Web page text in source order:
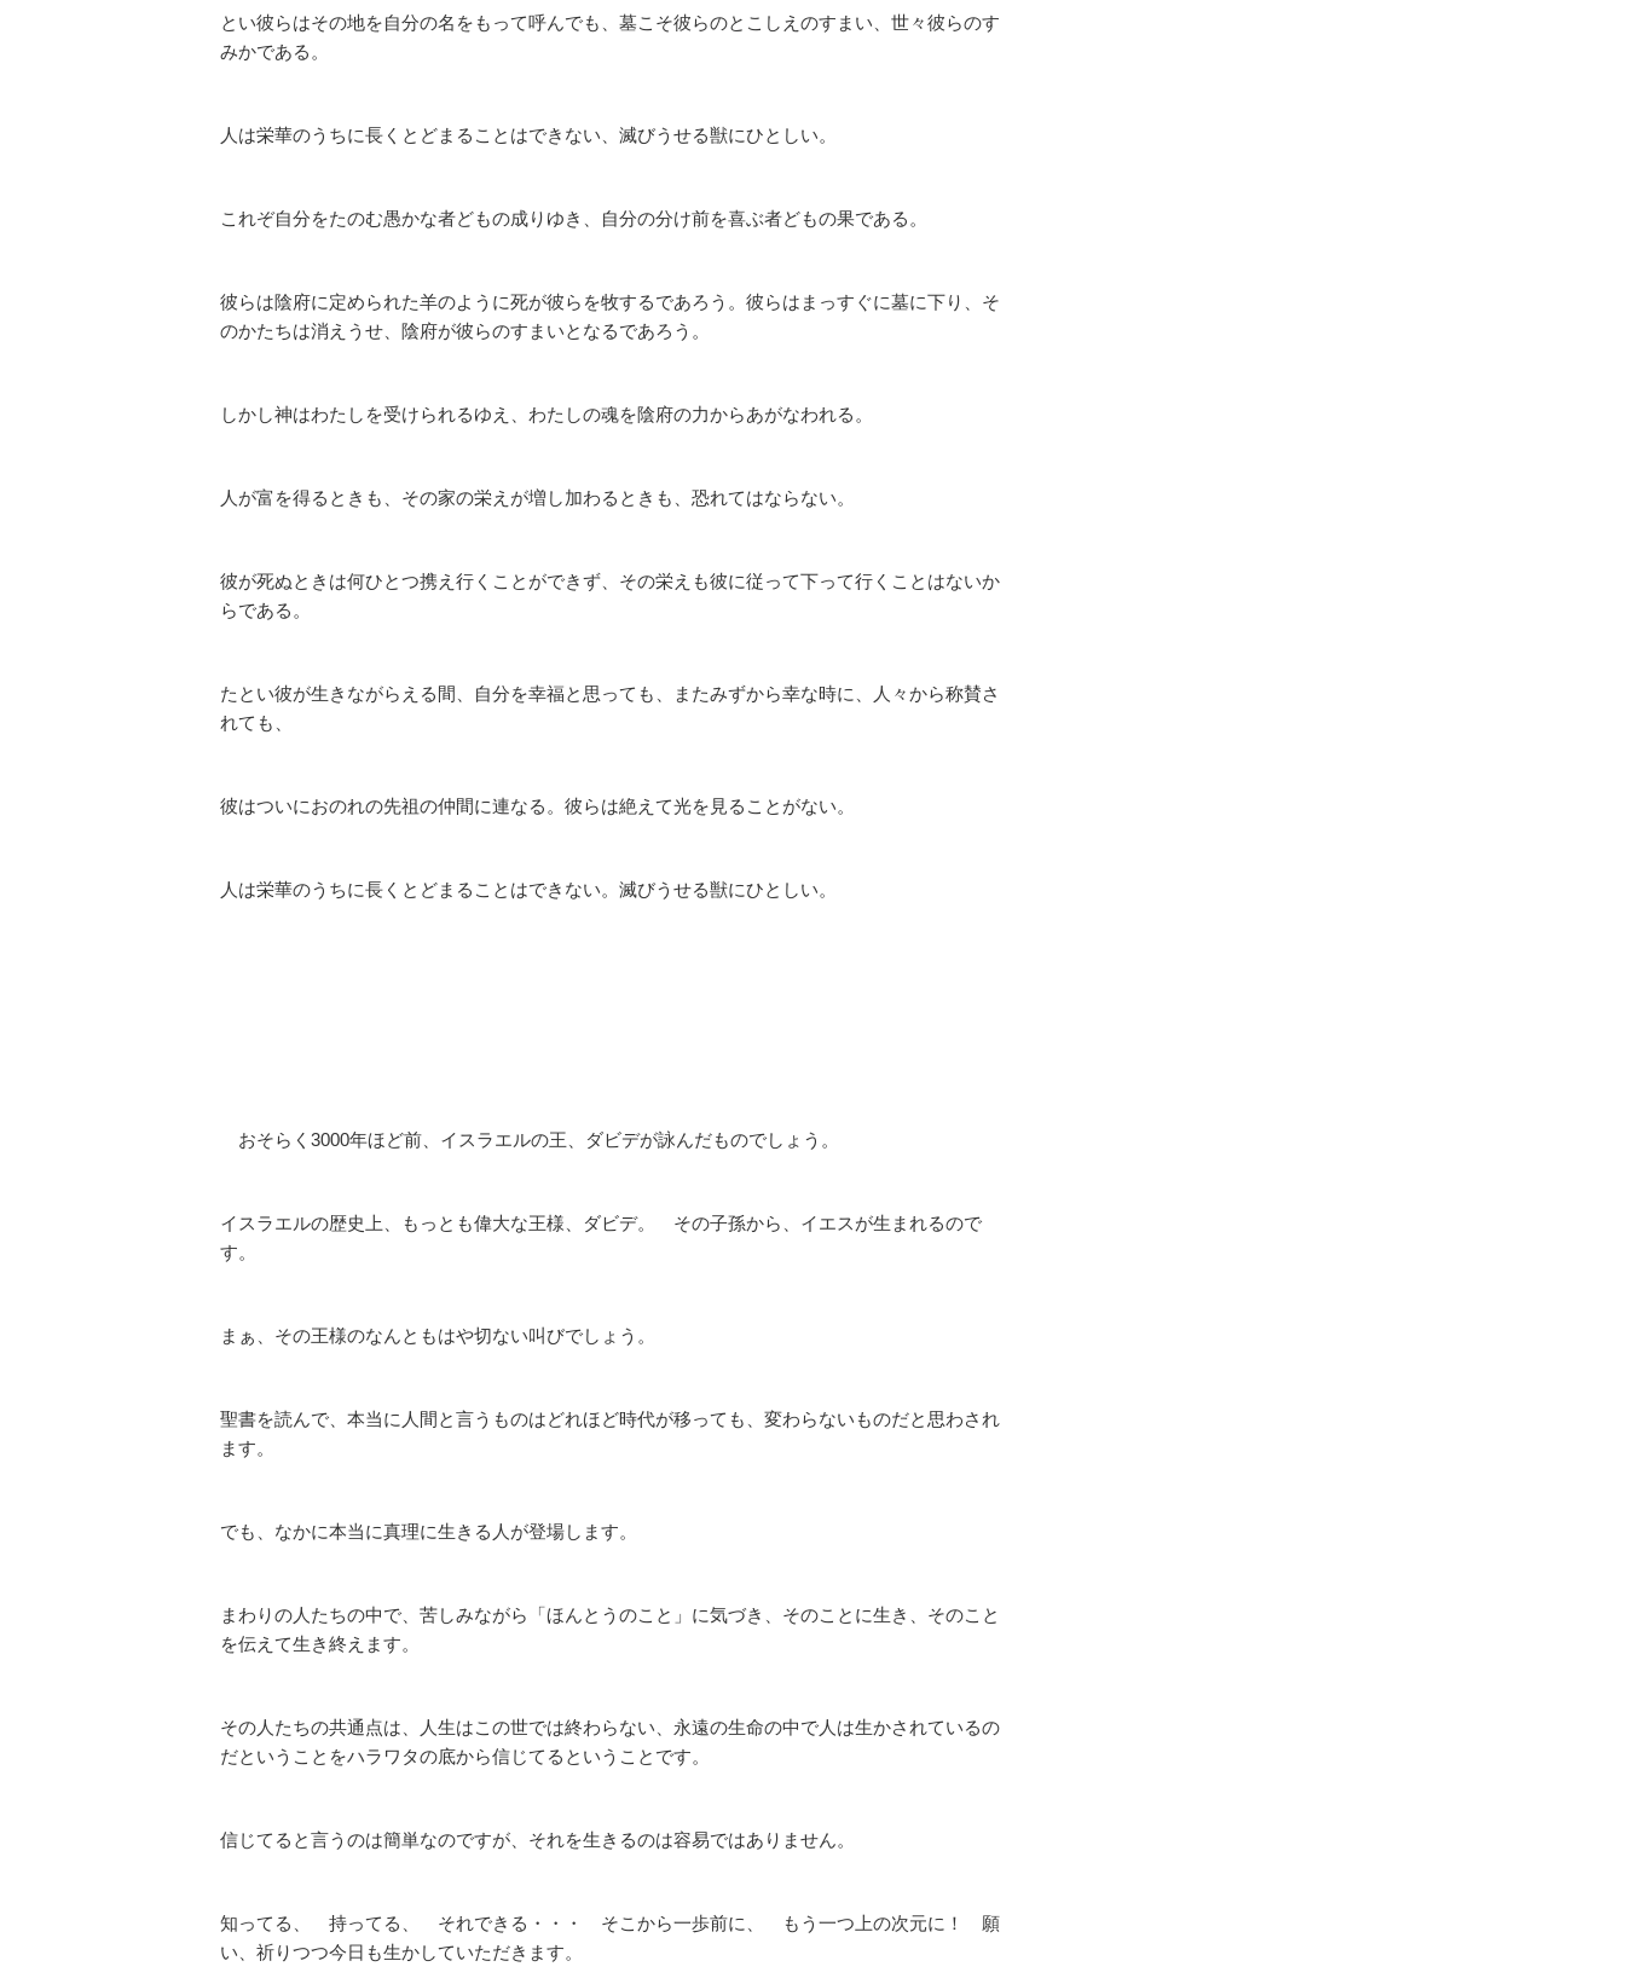
とい彼らはその地を自分の名をもって呼んでも、墓こそ彼らのとこしえのすまい、世々彼らのす
みかである。
人は栄華のうちに長くとどまることはできない、滅びうせる獣にひとしい。
これぞ自分をたのむ愚かな者どもの成りゆき、自分の分け前を喜ぶ者どもの果である。
彼らは陰府に定められた羊のように死が彼らを牧するであろう。彼らはまっすぐに墓に下り、そ
のかたちは消えうせ、陰府が彼らのすまいとなるであろう。
しかし神はわたしを受けられるゆえ、わたしの魂を陰府の力からあがなわれる。
人が富を得るときも、その家の栄えが増し加わるときも、恐れてはならない。
彼が死ぬときは何ひとつ携え行くことができず、その栄えも彼に従って下って行くことはないか
らである。
たとい彼が生きながらえる間、自分を幸福と思っても、またみずから幸な時に、人々から称賛さ
れても、
彼はついにおのれの先祖の仲間に連なる。彼らは絶えて光を見ることがない。
人は栄華のうちに長くとどまることはできない。滅びうせる獣にひとしい。
おそらく3000年ほど前、イスラエルの王、ダビデが詠んだものでしょう。
イスラエルの歴史上、もっとも偉大な王様、ダビデ。 その子孫から、イエスが生まれるので
す。
まぁ、その王様のなんともはや切ない叫びでしょう。
聖書を読んで、本当に人間と言うものはどれほど時代が移っても、変わらないものだと思わされ
ます。
でも、なかに本当に真理に生きる人が登場します。
まわりの人たちの中で、苦しみながら「ほんとうのこと」に気づき、そのことに生き、そのこと
を伝えて生き終えます。
その人たちの共通点は、人生はこの世では終わらない、永遠の生命の中で人は生かされているの
だということをハラワタの底から信じてるということです。
信じてると言うのは簡単なのですが、それを生きるのは容易ではありません。
知ってる、 持ってる、 それできる・・・ そこから一歩前に、 もう一つ上の次元に！ 願
い、祈りつつ今日も生かしていただきます。